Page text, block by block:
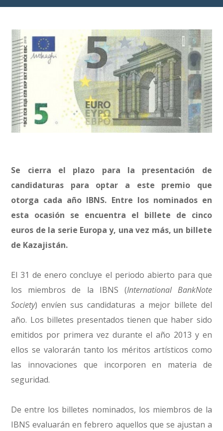
Se cierra el plazo para la presentación de
candidaturas para optar a este premio que
otorga cada año IBNS. Entre los nominados en
esta ocasión se encuentra el billete de cinco
euros de la serie Europa y, una vez más, un billete
de Kazajistán.
El 31 de enero concluye el periodo abierto para que
los miembros de la IBNS (International BankNote
Society) envíen sus candidaturas a mejor billete del
año. Los billetes presentados tienen que haber sido
emitidos por primera vez durante el año 2013 y en
ellos se valorarán tanto los méritos artísticos como
las innovaciones que incorporen en materia de
seguridad.
De entre los billetes nominados, los miembros de la
IBNS evaluarán en febrero aquellos que se ajustan a